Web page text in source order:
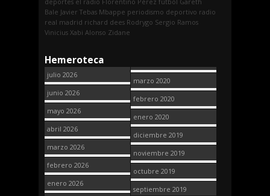
Bale Javier Tebas Mbappe periodismo deportivo radio
real madrid richard dees Rodrygo Sergio Ramos
Vinicius Xabi Alonso Zidane
Hemeroteca
julio 2026
junio 2026
mayo 2026
abril 2026
marzo 2026
febrero 2026
enero 2026
marzo 2020
febrero 2020
enero 2020
diciembre 2019
noviembre 2019
octubre 2019
septiembre 2019